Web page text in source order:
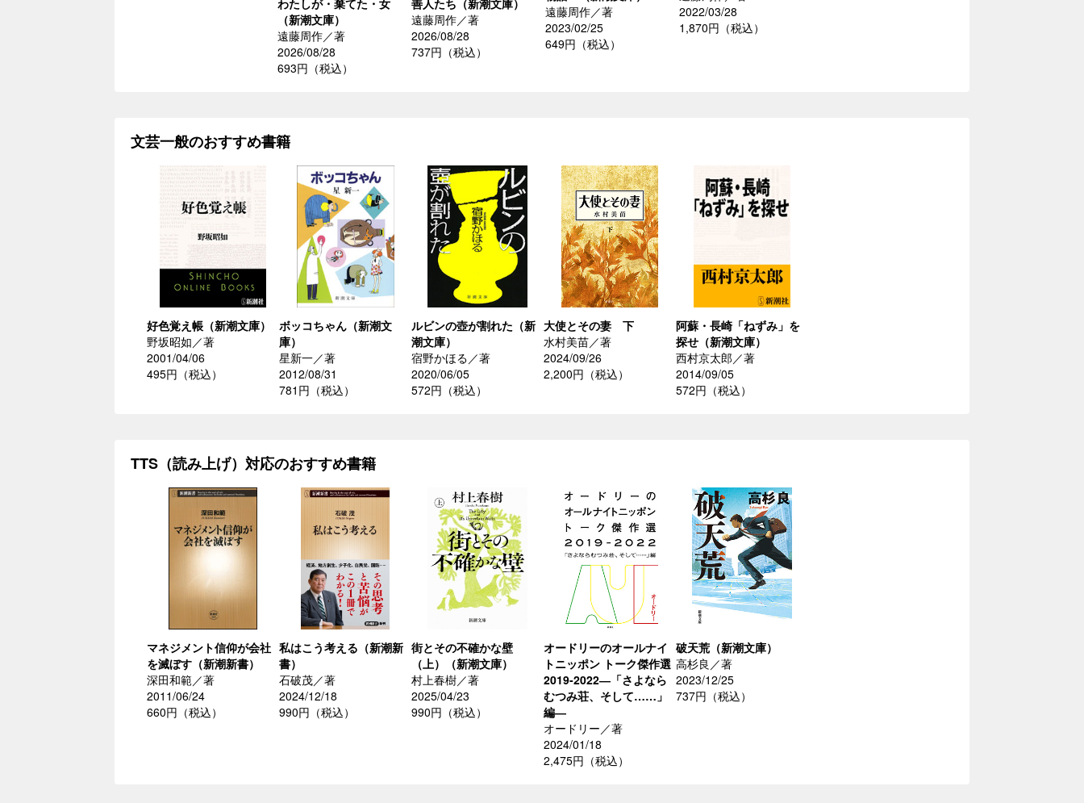
わたしが・棄てた・女
（新潮文庫）
遠藤周作／著
2026/08/28
693円（税込）
善人たち（新潮文庫）
遠藤周作／著
2026/08/28
737円（税込）
遠藤周作／著
2023/02/25
649円（税込）
2022/03/28
1,870円（税込）
文芸一般のおすすめ書籍
好色覚え帳（新潮文庫）
野坂昭如／著
2001/04/06
495円（税込）
ボッコちゃん（新潮文
庫）
星新一／著
2012/08/31
781円（税込）
ルビンの壺が割れた（新
潮文庫）
宿野かほる／著
2020/06/05
572円（税込）
大使とその妻 下
水村美苗／著
2024/09/26
2,200円（税込）
阿蘇・長崎「ねずみ」を
探せ（新潮文庫）
西村京太郎／著
2014/09/05
572円（税込）
TTS（読み上げ）対応のおすすめ書籍
マネジメント信仰が会社
を滅ぼす（新潮新書）
深田和範／著
2011/06/24
660円（税込）
私はこう考える（新潮新
書）
石破茂／著
2024/12/18
990円（税込）
街とその不確かな壁
（上）（新潮文庫）
村上春樹／著
2025/04/23
990円（税込）
オードリーのオールナイ
トニッポン トーク傑作選
2019-2022―「さよなら
むつみ荘、そして……」
編―
オードリー／著
2024/01/18
2,475円（税込）
破天荒（新潮文庫）
高杉良／著
2023/12/25
737円（税込）